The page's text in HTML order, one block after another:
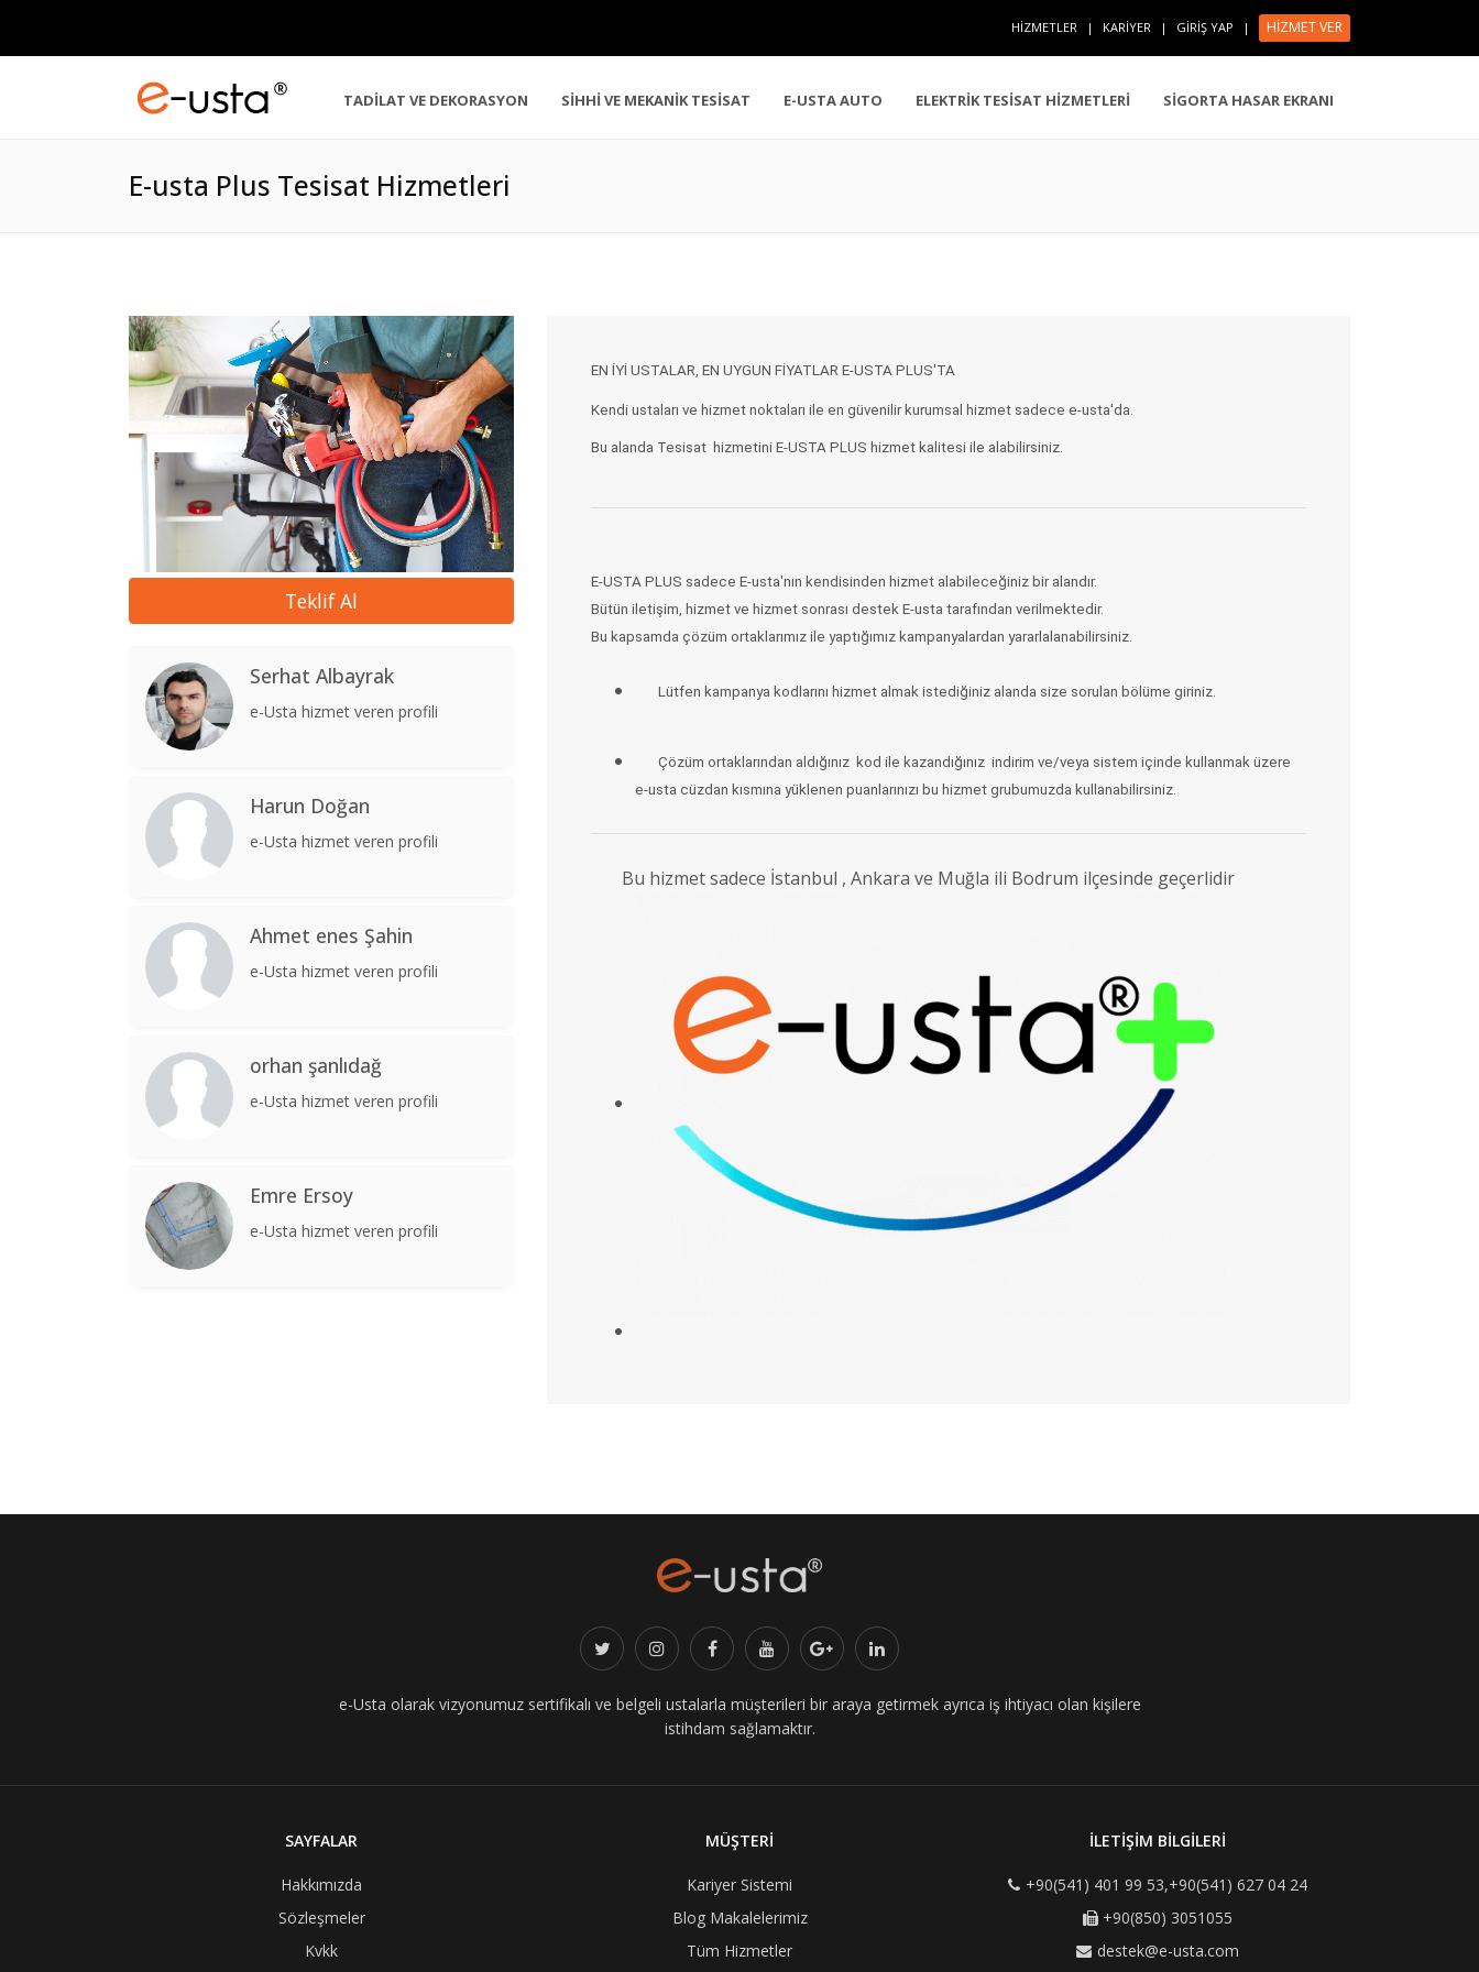
HİZMETLER | KARİYER | GİRİŞ YAP | HİZMET VER
TADİLAT VE DEKORASYON SİHHİ VE MEKANİK TESİSAT E-USTA AUTO ELEKTRİK TESİSAT HİZMETLERİ SİGORTA HASAR EKRANI
E-usta Plus Tesisat Hizmetleri
Teklif Al
Serhat Albayrak
e-Usta hizmet veren profili
Harun Doğan
e-Usta hizmet veren profili
Ahmet enes Şahin
e-Usta hizmet veren profili
orhan şanlıdağ
e-Usta hizmet veren profili
Emre Ersoy
e-Usta hizmet veren profili
EN İYİ USTALAR, EN UYGUN FİYATLAR E-USTA PLUS'TA
Kendi ustaları ve hizmet noktaları ile en güvenilir kurumsal hizmet sadece e-usta'da.
Bu alanda Tesisat hizmetini E-USTA PLUS hizmet kalitesi ile alabilirsiniz.
E-USTA PLUS sadece E-usta'nın kendisinden hizmet alabileceğiniz bir alandır.
Bütün iletişim, hizmet ve hizmet sonrası destek E-usta tarafından verilmektedir.
Bu kapsamda çözüm ortaklarımız ile yaptığımız kampanyalardan yararlalanabilirsiniz.
Lütfen kampanya kodlarını hizmet almak istediğiniz alanda size sorulan bölüme giriniz.
Çözüm ortaklarından aldığınız kod ile kazandığınız indirim ve/veya sistem içinde kullanmak üzere
e-usta cüzdan kısmına yüklenen puanlarınızı bu hizmet grubumuzda kullanabilirsiniz.
Bu hizmet sadece İstanbul , Ankara ve Muğla ili Bodrum ilçesinde geçerlidir
e-Usta olarak vizyonumuz sertifikalı ve belgeli ustalarla müşterileri bir araya getirmek ayrıca iş ihtiyacı olan kişilere
istihdam sağlamaktır.
SAYFALAR
Hakkımızda
Sözleşmeler
Kvkk
MÜŞTERİ
Kariyer Sistemi
Blog Makalelerimiz
Tüm Hizmetler
İLETİŞİM BİLGİLERİ
+90(541) 401 99 53,+90(541) 627 04 24
+90(850) 3051055
destek@e-usta.com